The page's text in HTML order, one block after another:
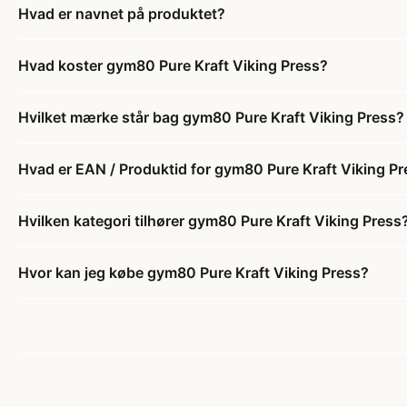
Hvad er navnet på produktet?
Hvad koster gym80 Pure Kraft Viking Press?
Hvilket mærke står bag gym80 Pure Kraft Viking Press?
Hvad er EAN / Produktid for gym80 Pure Kraft Viking
Hvilken kategori tilhører gym80 Pure Kraft Viking
Hvor kan jeg købe gym80 Pure Kraft Viking Press?